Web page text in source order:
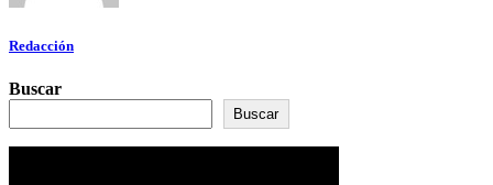
Redacción
Buscar
Buscar